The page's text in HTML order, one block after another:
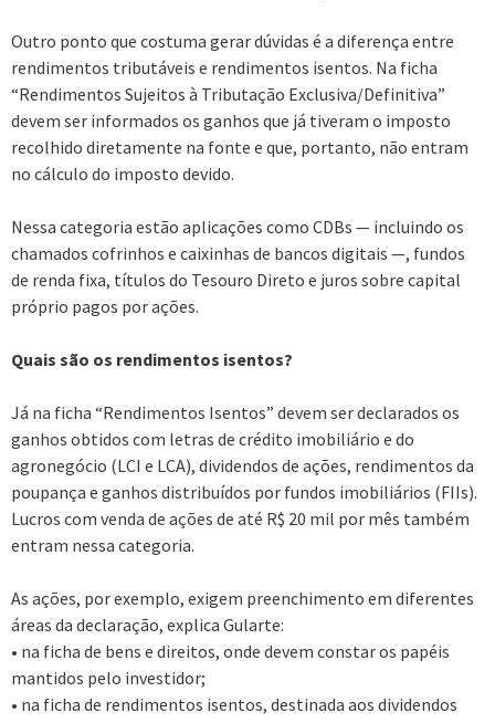
Outro ponto que costuma gerar dúvidas é a diferença entre
rendimentos tributáveis e rendimentos isentos. Na ficha
“Rendimentos Sujeitos à Tributação Exclusiva/Definitiva”
devem ser informados os ganhos que já tiveram o imposto
recolhido diretamente na fonte e que, portanto, não entram
no cálculo do imposto devido.
Nessa categoria estão aplicações como CDBs — incluindo os
chamados cofrinhos e caixinhas de bancos digitais —, fundos
de renda fixa, títulos do Tesouro Direto e juros sobre capital
próprio pagos por ações.
Quais são os rendimentos isentos?
Já na ficha “Rendimentos Isentos” devem ser declarados os
ganhos obtidos com letras de crédito imobiliário e do
agronegócio (LCI e LCA), dividendos de ações, rendimentos da
poupança e ganhos distribuídos por fundos imobiliários (FIIs).
Lucros com venda de ações de até R$ 20 mil por mês também
entram nessa categoria.
As ações, por exemplo, exigem preenchimento em diferentes
áreas da declaração, explica Gularte:
• na ficha de bens e direitos, onde devem constar os papéis
mantidos pelo investidor;
• na ficha de rendimentos isentos, destinada aos dividendos